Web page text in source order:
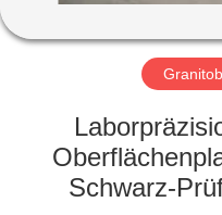
FABRIK-
AUSFLUG
Schwarz-